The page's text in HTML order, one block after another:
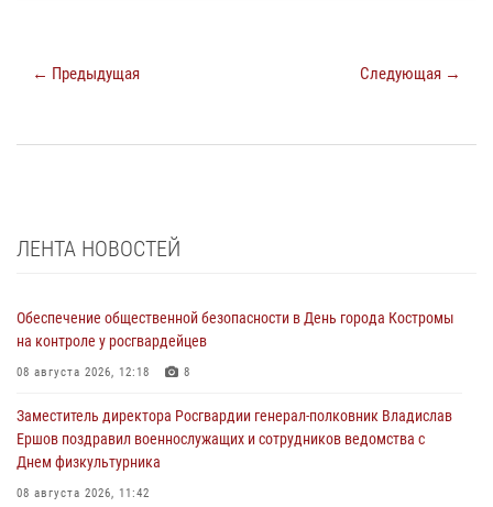
← Предыдущая Следующая →
ЛЕНТА НОВОСТЕЙ
Обеспечение общественной безопасности в День города Костромы
на контроле у росгвардейцев
08 августа 2026, 12:18 8
Заместитель директора Росгвардии генерал-полковник Владислав
Ершов поздравил военнослужащих и сотрудников ведомства с
Днем физкультурника
08 августа 2026, 11:42